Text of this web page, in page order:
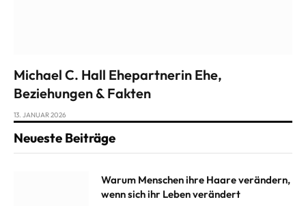
Michael C. Hall Ehepartnerin Ehe,
Beziehungen & Fakten
13. JANUAR 2026
Neueste Beiträge
Warum Menschen ihre Haare verändern,
wenn sich ihr Leben verändert